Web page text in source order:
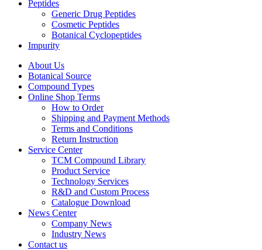
Peptides
Generic Drug Peptides
Cosmetic Peptides
Botanical Cyclopeptides
Impurity
About Us
Botanical Source
Compound Types
Online Shop Terms
How to Order
Shipping and Payment Methods
Terms and Conditions
Return Instruction
Service Center
TCM Compound Library
Product Service
Technology Services
R&D and Custom Process
Catalogue Download
News Center
Company News
Industry News
Contact us